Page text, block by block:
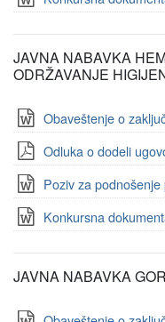
JAVNA NABAVKA
ODRŽAVANJE
Obaveštenje o
Odluka o dodeli
Poziv za podnošenje
Konkursna
JAVNA NABAVKA